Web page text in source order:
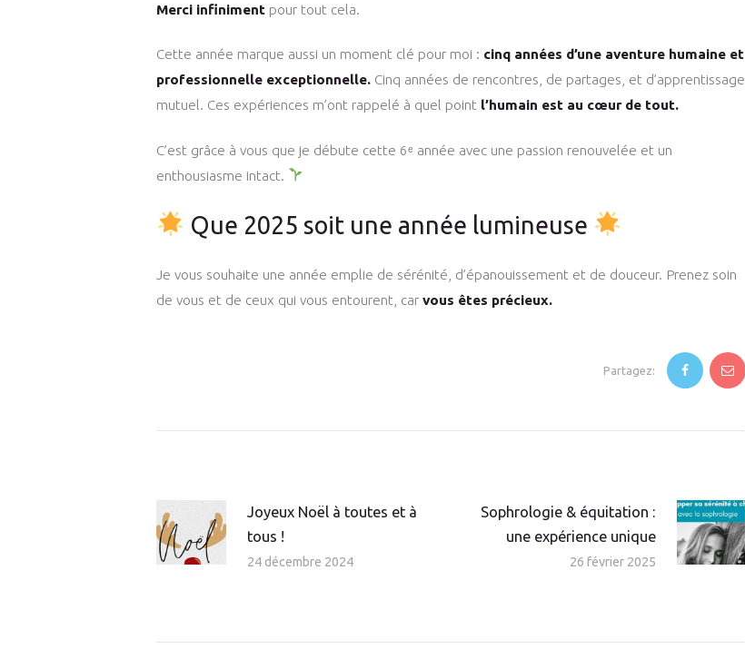
Merci infiniment pour tout cela.
Cette année marque aussi un moment clé pour moi : cinq années d’une aventure humaine et
professionnelle exceptionnelle. Cinq années de rencontres, de partages, et d’apprentissage
mutuel. Ces expériences m’ont rappelé à quel point l’humain est au cœur de tout.
C’est grâce à vous que je débute cette 6ᵉ année avec une passion renouvelée et un
enthousiasme intact.
Que 2025 soit une année lumineuse
Je vous souhaite une année emplie de sérénité, d’épanouissement et de douceur. Prenez soin
de vous et de ceux qui vous entourent, car vous êtes précieux.
Partagez:
l’article
Article
précédent
:
Joyeux Noël à toutes et à
tous !
24 décembre 2024
Article
suivant
Sophrologie & équitation :
une expérience unique
26 février 2025